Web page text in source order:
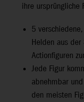
ihre ursprüngliche
5
Helden aus
Actionfiguren
Jede Figur
abnehmbar
den meisten